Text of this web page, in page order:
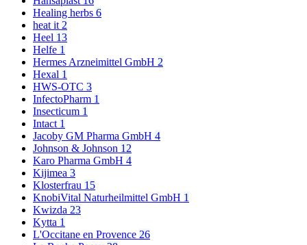
Healing herbs 6
heat it 2
Heel 13
Helfe 1
Hermes Arzneimittel GmbH 2
Hexal 1
HWS-OTC 3
InfectoPharm 1
Insecticum 1
Intact 1
Jacoby GM Pharma GmbH 4
Johnson & Johnson 12
Karo Pharma GmbH 4
Kijimea 3
Klosterfrau 15
KnobiVital Naturheilmittel GmbH 1
Kwizda 23
Kytta 1
L'Occitane en Provence 26